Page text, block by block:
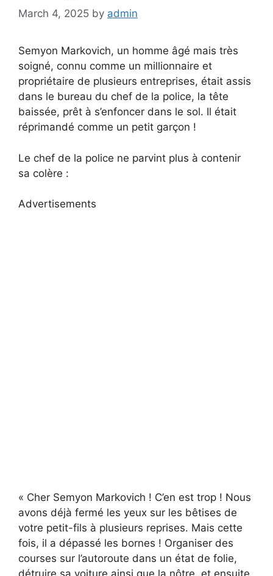
March 4, 2025 by admin
Semyon Markovich, un homme âgé mais très
soigné, connu comme un millionnaire et
propriétaire de plusieurs entreprises, était assis
dans le bureau du chef de la police, la tête
baissée, prêt à s’enfoncer dans le sol. Il était
réprimandé comme un petit garçon !
Le chef de la police ne parvint plus à contenir
sa colère :
Advertisements
« Cher Semyon Markovich ! C’en est trop ! Nous
avons déjà fermé les yeux sur les bêtises de
votre petit-fils à plusieurs reprises. Mais cette
fois, il a dépassé les bornes ! Organiser des
courses sur l’autoroute dans un état de folie,